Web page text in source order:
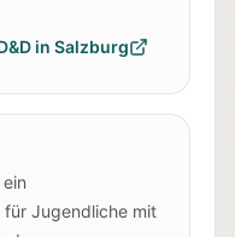
in Salzburg
für Jugendliche mit